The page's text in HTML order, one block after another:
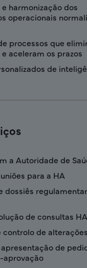
harmonização dos
operacionais
processos que
aceleram os prazos
de
a Autoridade de
para a HA
dossiês
de consultas HA
controlo de alterações
de
aprovação